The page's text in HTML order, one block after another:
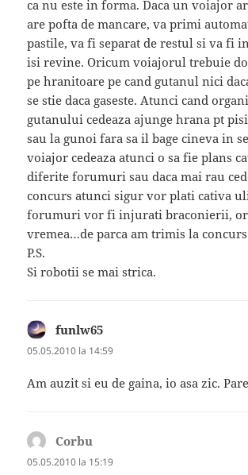
ca nu este in forma. Daca un voiajor
are pofta de mancare, va primi
pastile, va fi separat de restul si va fi
isi revine. Oricum voiajorul trebuie
pe hranitoare pe cand gutanul nici
se stie daca gaseste. Atunci cand
gutanului cedeaza ajunge hrana pt
sau la gunoi fara sa il bage cineva in
voiajor cedeaza atunci o sa fie plans
diferite forumuri sau daca mai rau
concurs atunci sigur vor plati cativa
forumuri vor fi injurati braconierii,
vremea…de parca am trimis la
P.S.
Si robotii se mai strica.
funlw65
05.05.2010 la 14:59
Am auzit si eu de gaina, io asa zic.
Corbu
05.05.2010 la 15:19